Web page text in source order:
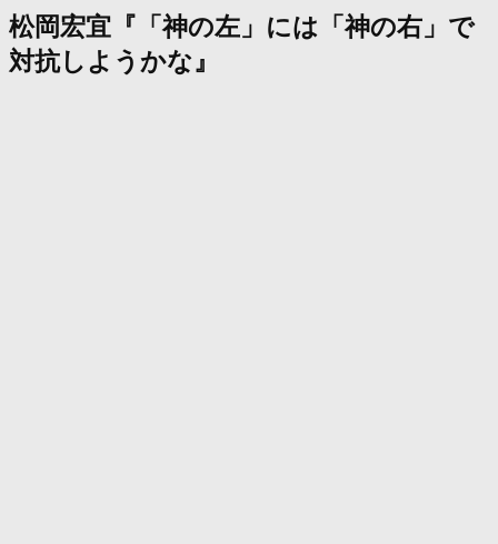
松岡宏宜『「神の左」には「神の右」で
対抗しようかな』